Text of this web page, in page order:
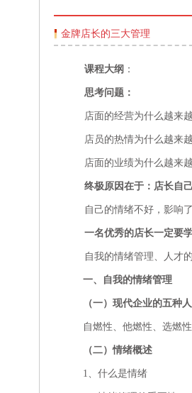
金牌店长的三大管理
课程大纲 ：
思考问题：
店面的经营为什么越来
店员的热情为什么越来
店面的业绩为什么越来
终极原因在于：店长自
自己的情绪不好，影响
一名优秀的店长一定要
自我的情绪管理、人才
一、自我的情绪管理
（一）现代企业的五种人
自燃性、他燃性、选燃
（二）情绪概述
1、什么是情绪